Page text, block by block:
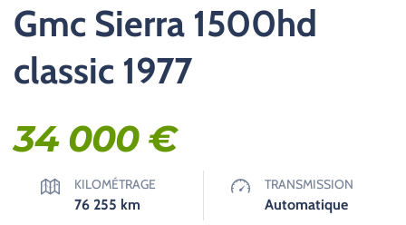
Gmc Sierra 1500hd
classic 1977
34 000€
KILOMÉTRAGE
76 255 km
TRANSMISSION
Automatique